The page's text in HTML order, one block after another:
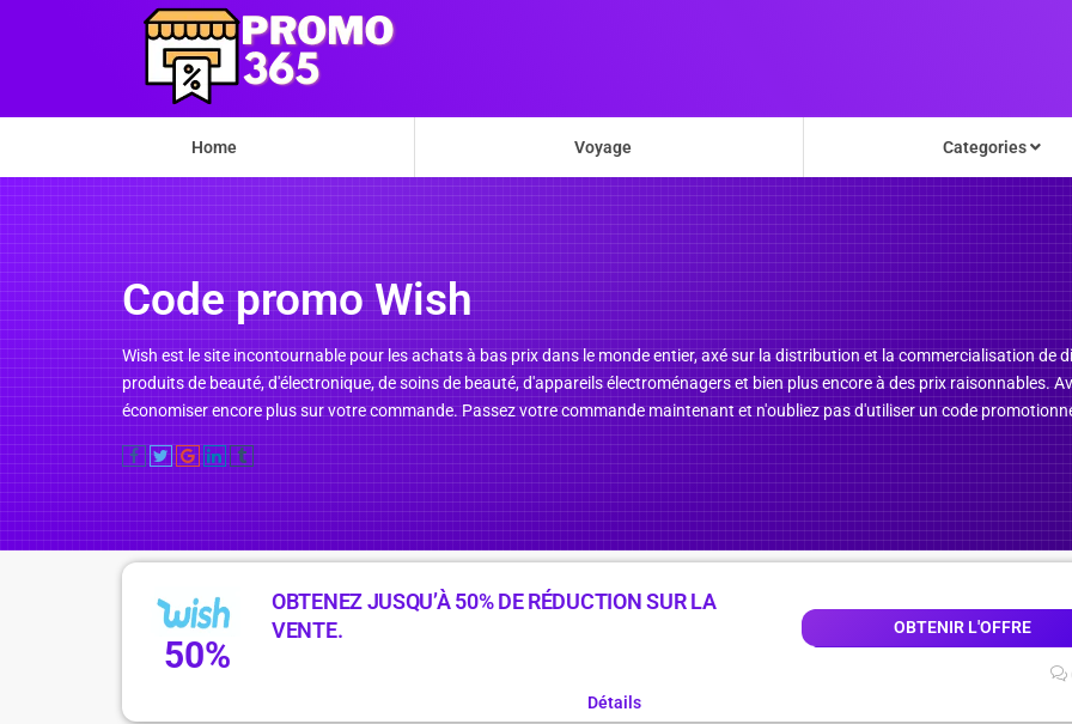
Home Voyage Categories
Code promo Wish
Wish est le site incontournable pour les achats à bas prix dans le monde entier, axé sur la distribution et la commercialisation de
produits de beauté, d'électronique, de soins de beauté, d'appareils électroménagers et bien plus encore à des prix raisonnables.
économiser encore plus sur votre commande. Passez votre commande maintenant et n'oubliez pas d'utiliser un code
50%
OBTENEZ JUSQU’À 50% DE RÉDUCTION SUR LA
VENTE.
OBTENIR L'OFFRE
Détails